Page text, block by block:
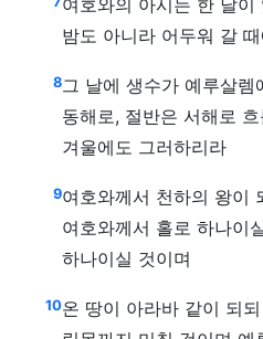
여호와의 아시는 한 날이
밤도 아니라 어두워 갈
8그 날에 생수가 예루살렘
동해로, 절반은 서해로
겨울에도 그러하리라
9여호와께서 천하의 왕이
여호와께서 홀로 하나이
하나이실 것이며
10온 땅이 아라바 같이 되